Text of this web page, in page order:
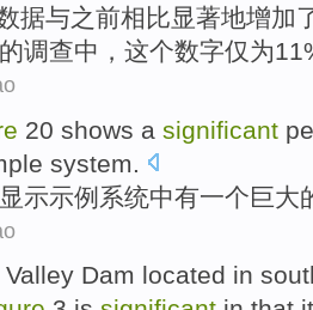
据与之前相比显著地增加
的调查中， 这个数字仅为
20 shows a significant
system
显示示例系统中有一个巨大
Valley Dam located in